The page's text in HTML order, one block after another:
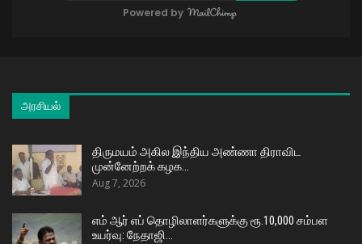
Powered by
அரசியல்
திருமயம் அகில இந்திய அண்ணா திராவிட
முன்னேற்றக் கழக…
Aug 7, 2026
எம் ஆர் எப் தொழிலாளர்களுக்கு ரூ.10,000 சம்பள
உயர்வு: நேதாஜி…